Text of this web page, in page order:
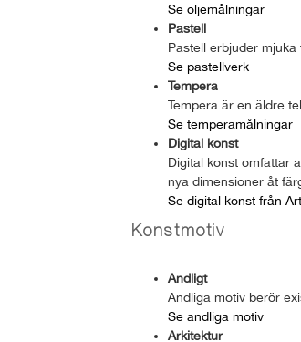
Se oljemålningar
Pastell
Pastell erbjuder
Se pastellverk
Tempera
Tempera är en äldre
Se temperamålningar
Digital konst
Digital konst omfattar
nya dimensioner åt
Se digital konst från
Konstmotiv
Andligt
Andliga motiv berör
Se andliga motiv
Arkitektur